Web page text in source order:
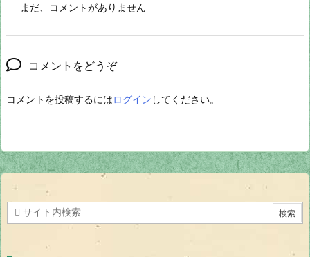
まだ、コメントがありません
コメントをどうぞ
コメントを投稿するにはログイン してください。